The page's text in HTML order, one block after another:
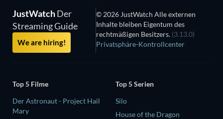
JustWatchDer
Streaming Guide
We are hiring!
© 2026 JustWatch Alle externen
Inhalte bleiben Eigentum des
rechtmäßigen Besitzers. (3.13.0)
Privatsphäre-Kontrollcenter
Top 5 Filme
Der Astronaut - Project Hail
Mary
Top 5 Serien
Silo
House of the Dragon